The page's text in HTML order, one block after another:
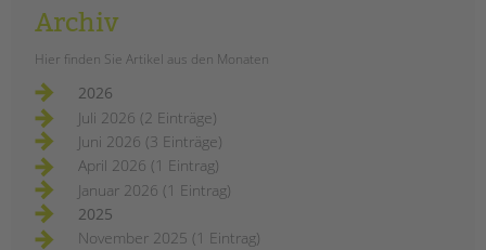
Archiv
Hier finden Sie Artikel aus den Monaten
2026
Juli 2026 (2 Einträge)
Juni 2026 (3 Einträge)
April 2026 (1 Eintrag)
Januar 2026 (1 Eintrag)
2025
November 2025 (1 Eintrag)